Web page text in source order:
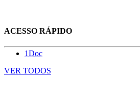
ACESSO RÁPIDO
1Doc
VER TODOS